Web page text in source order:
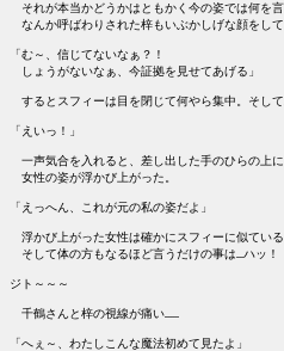
それが本当かどうかはともかく今の姿では何を言
なんか呼ばわりされた梓もいぶかしげな顔をして
「む～、信じてないなぁ？！
しょうがないなぁ、今証拠を見せてあげる」
するとスフィーは目を閉じて何やら集中。そして…
「えいっ！」
一声気合を入れると、差し出した手のひらの上に
女性の姿が浮かび上がった。
「えっへん、これが元の私の姿だよ」
浮かび上がった女性は確かにスフィーに似ている
そして体の方もなるほど言うだけの事は…ハッ！
ジト～～～
千鶴さんと梓の視線が痛い……
「へぇ～、わたしこんな魔法初めて見たよ」